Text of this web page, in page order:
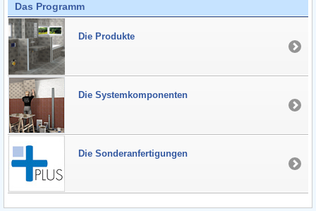
Das Programm
Die Produkte
Die Systemkomponenten
Die Sonderanfertigungen